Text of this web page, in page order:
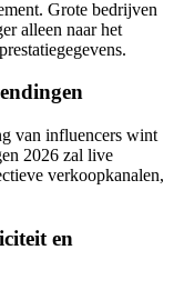
Grote bedrijven
alleen naar het
van influencers wint
2026 zal live
verkoopkanalen,
en